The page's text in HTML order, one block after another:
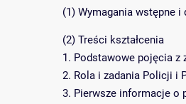
(1) Wymagania wstępne i
(2) Treści kształcenia
1. Podstawowe pojęcia z
2. Rola i zadania Policji i
3. Pierwsze informacje o